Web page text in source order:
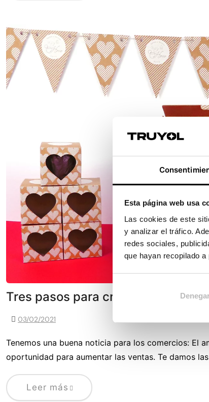
Esta página web usa
Las cookies de este
y analizar el tráfico.
redes sociales,
que hayan recopilado
Tres pasos para crear una dulce y
03/02/2021
Tenemos una buena noticia para los comercios: El
oportunidad para aumentar las ventas. Te damos
Leer más